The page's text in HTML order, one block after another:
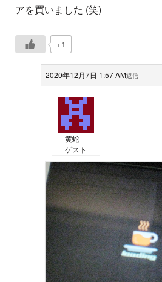
アを買いました (笑)
+1
2020年12月7日 1:57 AM返信
黄蛇
ゲスト